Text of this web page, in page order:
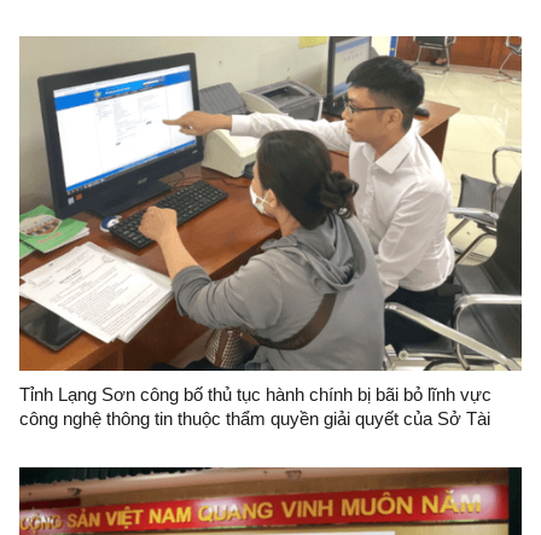
Tỉnh Lạng Sơn công bố thủ tục hành chính bị bãi bỏ lĩnh vực
công nghệ thông tin thuộc thẩm quyền giải quyết của Sở Tài